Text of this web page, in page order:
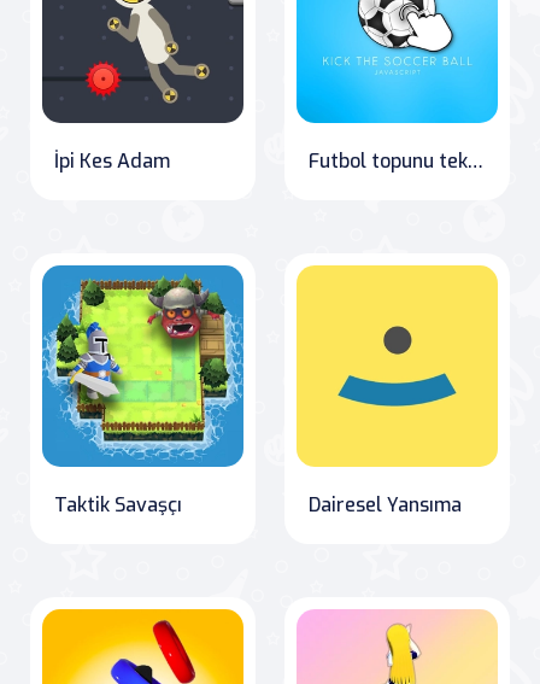
İpi Kes Adam Futbol topunu tekmele
Taktik Savaşçı Dairesel Yansıma